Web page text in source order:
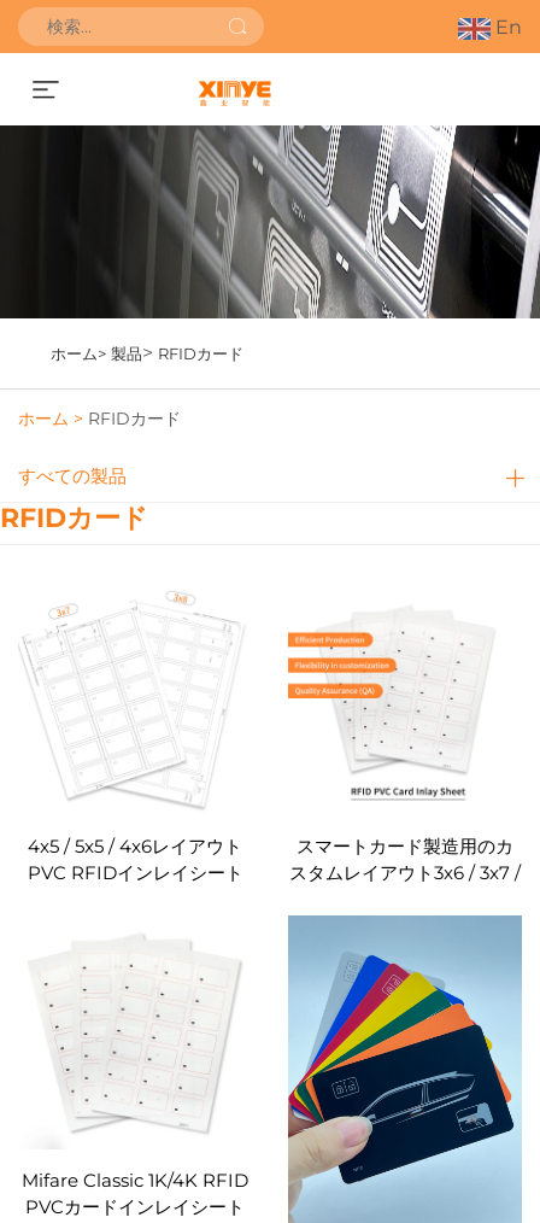
En
お見積もりを依頼する
ホーム> 製品> RFIDカード
ホーム > RFIDカード
すべての製品
RFIDカード
4x5 / 5x5 / 4x6レイアウト
PVC RFIDインレイシート
スマートカード製造用のカ
スタムレイアウト3x6 / 3x7 /
Mifare Classic 1K/4K RFID
PVCカードインレイシート